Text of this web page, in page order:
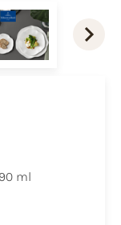
ml